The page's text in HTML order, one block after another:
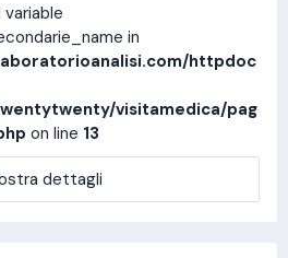
in
httpdoc
visitamedica/pag
on line 13
dettagli